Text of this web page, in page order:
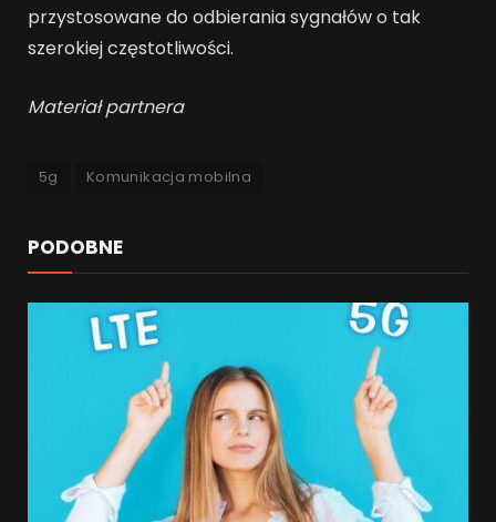
przystosowane do odbierania sygnałów o tak
szerokiej częstotliwości.
Materiał partnera
5g Komunikacja mobilna
PODOBNE